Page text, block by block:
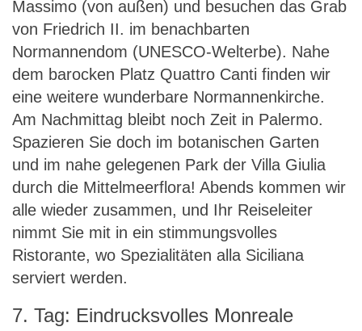
Massimo (von außen) und besuchen das Grab
von Friedrich II. im benachbarten
Normannendom (UNESCO-Welterbe). Nahe
dem barocken Platz Quattro Canti finden wir
eine weitere wunderbare Normannenkirche.
Am Nachmittag bleibt noch Zeit in Palermo.
Spazieren Sie doch im botanischen Garten
und im nahe gelegenen Park der Villa Giulia
durch die Mittelmeerflora! Abends kommen wir
alle wieder zusammen, und Ihr Reiseleiter
nimmt Sie mit in ein stimmungsvolles
Ristorante, wo Spezialitäten alla Siciliana
serviert werden.
7. Tag: Eindrucksvolles Monreale